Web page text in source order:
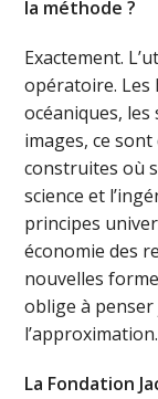
la méthode ?
Exactement.
opératoire. Les
océaniques,
images, ce
construites où
science et
principes
économie des
nouvelles
oblige à penser
l’approximation.
La Fondation